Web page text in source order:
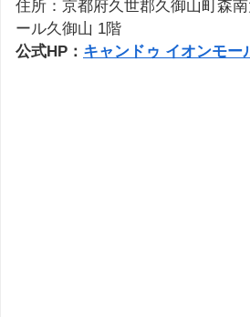
住所：京都府久世郡久御山町森
ール久御山 1階
公式HP： キャンドゥ イオンモー